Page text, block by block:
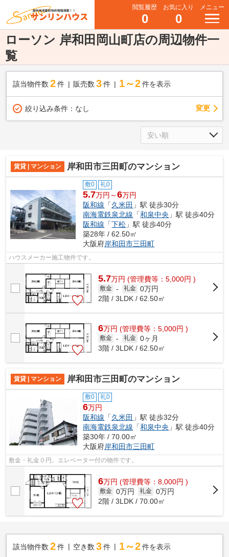
閲覧履歴
0
お気に入り
0
メニュー
ローソン 岸和田岡山町店の周辺物件一
覧
該当物件数 2件 販売数 3 件 1～2 件を表示
絞り込み条件： なし 変更
賃貸 | マンション 岸和田市三田町のマンション
敷0 礼0
5.7万円～6万円
阪和線 「久米田 」駅 徒歩30分
南海電鉄泉北線 「和泉中央 」駅 徒歩40分
阪和線 「下松 」駅 徒歩40分
築28年 / 62.50㎡
大阪府岸和田市三田町
ハウスメーカー施工物件です。
5.7万円 (管理費等：5,000円 )
敷金 - 礼金 0万円
2階 / 3LDK / 62.50㎡
6万円 (管理費等：5,000円 )
敷金 - 礼金 0ヶ月
3階 / 3LDK / 62.50㎡
賃貸 | マンション 岸和田市三田町のマンション
敷0 礼0
6万円
阪和線 「久米田 」駅 徒歩32分
南海電鉄泉北線 「和泉中央 」駅 徒歩40分
築30年 / 70.00㎡
大阪府岸和田市三田町
敷金・礼金０円。エレベーター付の物件です。
6万円 (管理費等：8,000円 )
敷金 0万円 礼金 0万円
2階 / 3LDK / 70.00㎡
該当物件数 2件 空き数 3 件 1～2 件を表示